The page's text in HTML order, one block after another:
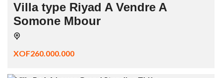
Villa type Riyad A Vendre A
Somone Mbour
XOF260.000.000